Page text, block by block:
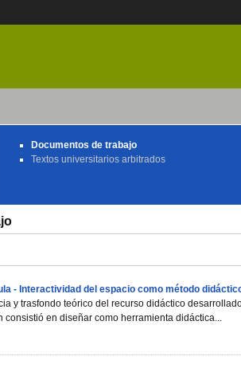
Documentos de trabajo
Textos universitarios arbitrados
- Interactividad del espacio como método
y trasfondo teórico del recurso didáctico
en diseñar como herramienta didáctica...